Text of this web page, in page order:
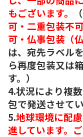
もございます。
可・二重包装不
可・仏事包装（
は、宛先ラベル
ら再度包装又は
す。）
4.状況により複
包で発送させて
5.地球環境に配
進しています。